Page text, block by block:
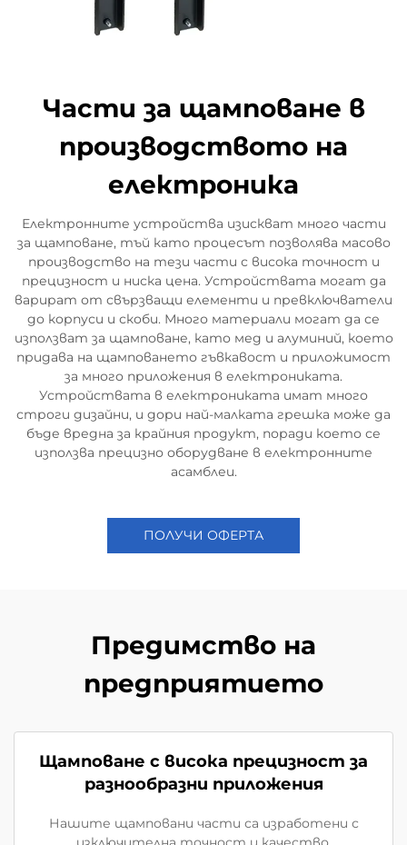
Части за щамповане в
производството на
електроника
Електронните устройства изискват много части
за щамповане, тъй като процесът позволява масово
производство на тези части с висока точност и
прецизност и ниска цена. Устройствата могат да
варират от свързващи елементи и превключватели
до корпуси и скоби. Много материали могат да се
използват за щамповане, като мед и алуминий, което
придава на щамповането гъвкавост и приложимост
за много приложения в електрониката.
Устройствата в електрониката имат много
строги дизайни, и дори най-малката грешка може да
бъде вредна за крайния продукт, поради което се
използва прецизно оборудване в електронните
асамблеи.
ПОЛУЧИ ОФЕРТА
Предимство на
предприятието
Щамповане с висока прецизност за
разнообразни приложения
Нашите щамповани части са изработени с